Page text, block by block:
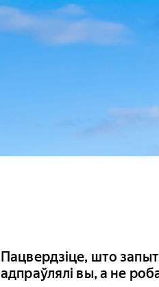
Пацвердзіце, што
адпраўлялі вы, а не